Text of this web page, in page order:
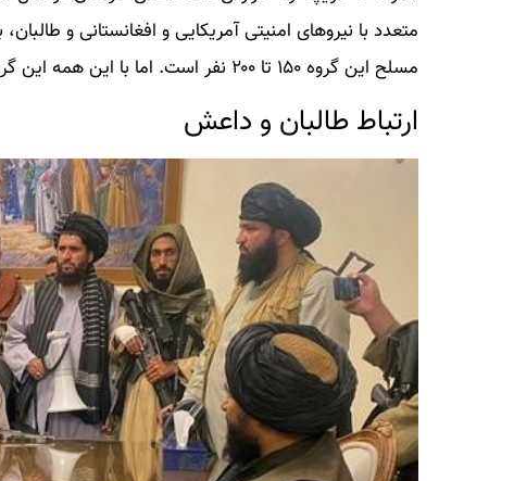
متعدد با نیرو‌های امنیتی آمریکایی و افغانستانی و
مسلح این گروه ۱۵۰ تا ۲۰۰ نفر است. اما با این همه این گروه یک نیروی نظامی فعال در منطقه است.
ارتباط طالبان و داعش